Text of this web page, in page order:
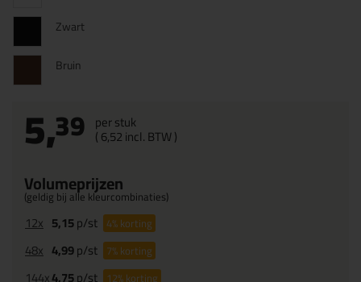
Zwart
Bruin
5,39 per stuk
(6,52incl. BTW )
Volumeprijzen
(geldig bij alle kleurcombinaties)
12x 5,15p/st 4%korting
48x 4,99p/st 7%korting